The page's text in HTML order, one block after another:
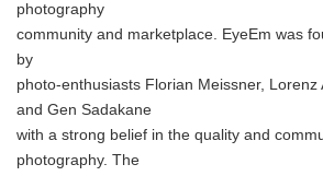
photography
community and marketplace. EyeEm was
by
photo-enthusiasts Florian Meissner, Lorenz
and Gen Sadakane
with a strong belief in the quality and
photography. The